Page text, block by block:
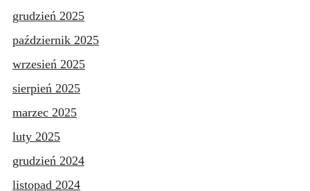
grudzień 2025
październik 2025
wrzesień 2025
sierpień 2025
marzec 2025
luty 2025
grudzień 2024
listopad 2024